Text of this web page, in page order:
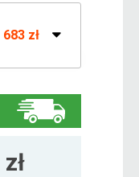
683 zł